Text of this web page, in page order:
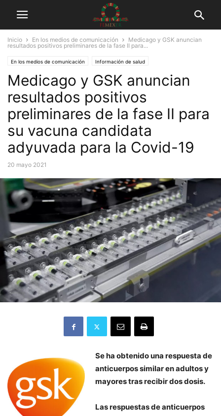
Inicio En los medios de comunicación
Medicago y GSK anuncian
resultados positivos preliminares de la fase II para...
En los medios de comunicación Información de salud
Medicago y GSK anuncian
resultados positivos
preliminares de la fase II para
su vacuna candidata
adyuvada para la Covid-19
20 mayo 2021
Se ha obtenido una respuesta de
anticuerpos similar en adultos y
mayores tras recibir dos dosis.
Las respuestas de anticuerpos